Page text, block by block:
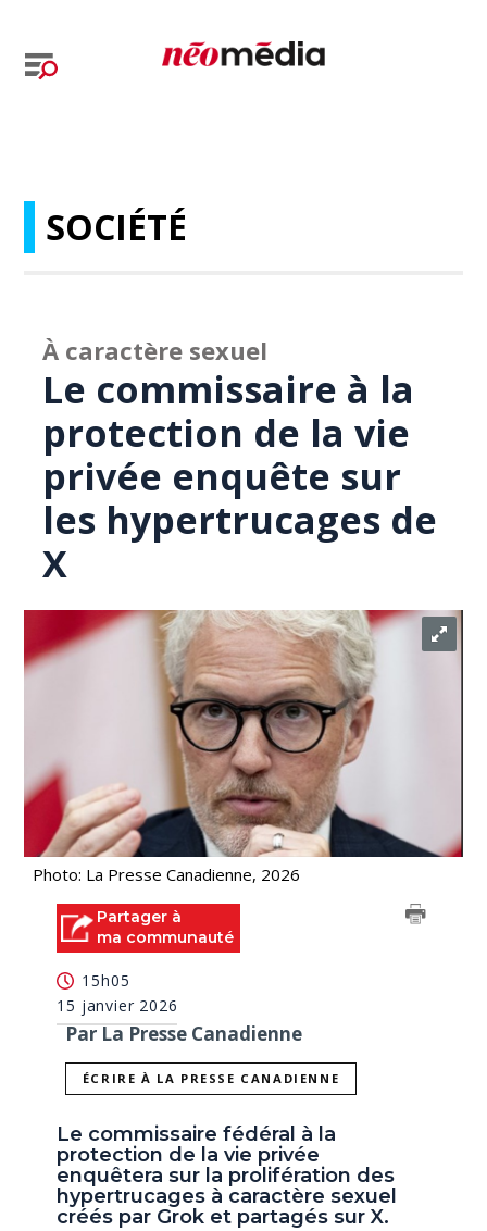
SOCIÉTÉ
À caractère sexuel
Le commissaire à la
protection de la vie
privée enquête sur
les hypertrucages de
X
Photo: La Presse Canadienne, 2026
Partager à
ma communauté
15h05
15 janvier 2026
Par La Presse Canadienne
ÉCRIRE À LA PRESSE CANADIENNE
Le commissaire fédéral à la
protection de la vie privée
enquêtera sur la prolifération des
hypertrucages à caractère sexuel
créés par Grok et partagés sur X.